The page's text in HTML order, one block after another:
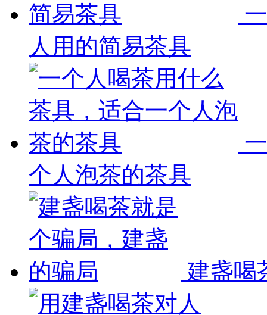
人用的简易茶具
个人泡茶的茶具
建盏喝